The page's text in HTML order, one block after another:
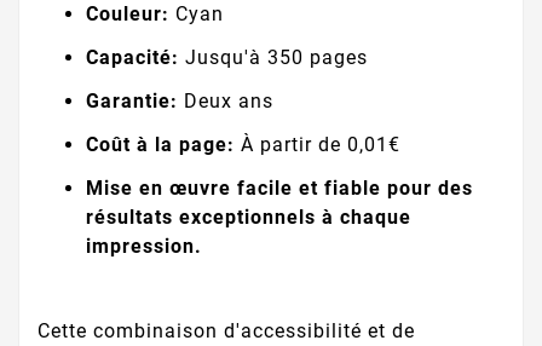
Couleur: Cyan
Capacité: Jusqu'à 350 pages
Garantie: Deux ans
Coût à la page: À partir de 0,01€
Mise en œuvre facile et fiable pour des
résultats exceptionnels à chaque
impression.
Cette combinaison d'accessibilité et de